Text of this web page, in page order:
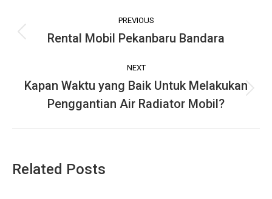
o
i
PREVIOUS
P
v
i
o
u
Rental Mobil Pekanbaru Bandara
NEXT
N
e
Kapan Waktu yang Baik Untuk Melakukan
Penggantian Air Radiator Mobil?
Related Posts